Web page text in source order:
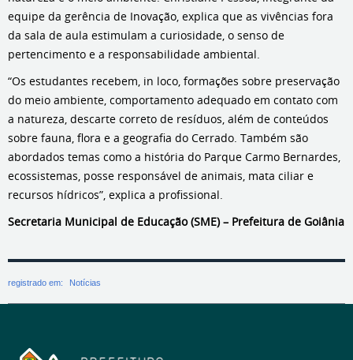
equipe da gerência de Inovação, explica que as vivências fora
da sala de aula estimulam a curiosidade, o senso de
pertencimento e a responsabilidade ambiental.
“Os estudantes recebem, in loco, formações sobre preservação
do meio ambiente, comportamento adequado em contato com
a natureza, descarte correto de resíduos, além de conteúdos
sobre fauna, flora e a geografia do Cerrado. Também são
abordados temas como a história do Parque Carmo Bernardes,
ecossistemas, posse responsável de animais, mata ciliar e
recursos hídricos”, explica a profissional.
Secretaria Municipal de Educação (SME) – Prefeitura de Goiânia
registrado em: Notícias